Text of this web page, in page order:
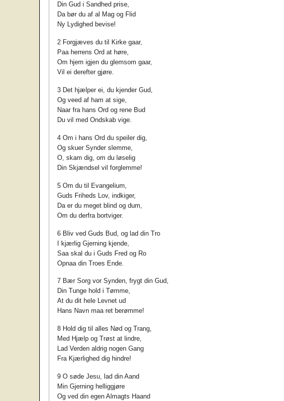
Din Gud i Sandhed prise,
Da bør du af al Mag og Flid
Ny Lydighed bevise!
2 Forgjæves du til Kirke gaar,
Paa herrens Ord at høre,
Om hjem igjen du glemsom gaar,
Vil ei derefter gjøre.
3 Det hjælper ei, du kjender Gud,
Og veed af ham at sige,
Naar fra hans Ord og rene Bud
Du vil med Ondskab vige.
4 Om i hans Ord du speiler dig,
Og skuer Synder slemme,
O, skam dig, om du løselig
Din Skjændsel vil forglemme!
5 Om du til Evangelium,
Guds Friheds Lov, indkiger,
Da er du meget blind og dum,
Om du derfra bortviger.
6 Bliv ved Guds Bud, og lad din Tro
I kjærlig Gjerning kjende,
Saa skal du i Guds Fred og Ro
Opnaa din Troes Ende.
7 Bær Sorg vor Synden, frygt din Gud,
Din Tunge hold i Tømme,
At du dit hele Levnet ud
Hans Navn maa ret berømme!
8 Hold dig til alles Nød og Trang,
Med Hjælp og Trøst at lindre,
Lad Verden aldrig nogen Gang
Fra Kjærlighed dig hindre!
9 O søde Jesu, lad din Aand
Min Gjerning helliggjøre
Og ved din egen Almagts Haand